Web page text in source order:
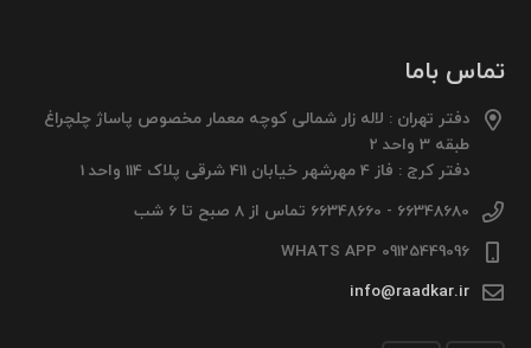
تماس باما
دفتر تهران : لاله زار شمالی کوچه معمار مخصوص پاساژ چلچراغ
طبقه 3 واحد 2
دفتر کرج : فاز 4 مهرشهر خیابان 411 شرقی پلاک 114 واحد 1
66348680 - 66348660 تماس از 8 صبح تا 6 شب
09125449096 WHATS APP
info@raadkar.ir